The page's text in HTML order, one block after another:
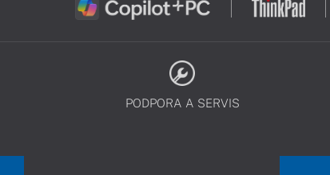
PODPORA A SERVIS